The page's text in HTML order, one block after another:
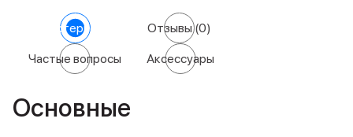
Характеристики Отзывы(0)
Частые вопросы Аксессуары
Основные